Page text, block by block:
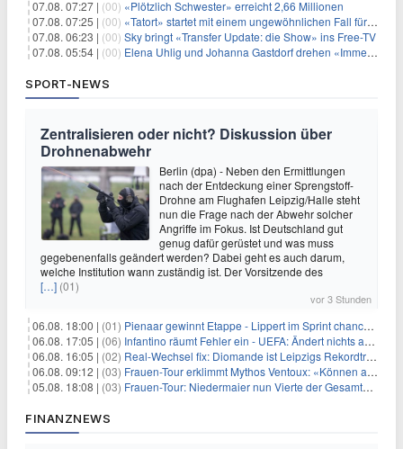
07.08. 07:27 | (00) «Plötzlich Schwester» erreicht 2,66 Millionen
07.08. 07:25 | (00) «Tatort» startet mit einem ungewöhnlichen Fall für Charlotte Lindholm
07.08. 06:23 | (00) Sky bringt «Transfer Update: die Show» ins Free-TV
07.08. 05:54 | (00) Elena Uhlig und Johanna Gastdorf drehen «Immer fehlt was»
SPORT-NEWS
Zentralisieren oder nicht? Diskussion über
Drohnenabwehr
Berlin (dpa) - Neben den Ermittlungen
nach der Entdeckung einer Sprengstoff-
Drohne am Flughafen Leipzig/Halle steht
nun die Frage nach der Abwehr solcher
Angriffe im Fokus. Ist Deutschland gut
genug dafür gerüstet und was muss
gegebenenfalls geändert werden? Dabei geht es auch darum,
welche Institution wann zuständig ist. Der Vorsitzende des
[…] (01)
vor 3 Stunden
06.08. 18:00 | (01) Pienaar gewinnt Etappe - Lippert im Sprint chancenlos
06.08. 17:05 | (06) Infantino räumt Fehler ein - UEFA: Ändert nichts an Boykott
06.08. 16:05 | (02) Real-Wechsel fix: Diomande ist Leipzigs Rekordtransfer
06.08. 09:12 | (03) Frauen-Tour erklimmt Mythos Ventoux: «Können alles schaffen»
05.08. 18:08 | (03) Frauen-Tour: Niedermaier nun Vierte der Gesamtwertung
FINANZNEWS